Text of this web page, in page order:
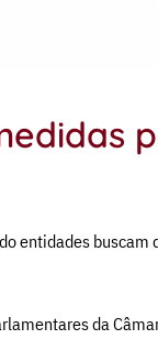
entidades
da